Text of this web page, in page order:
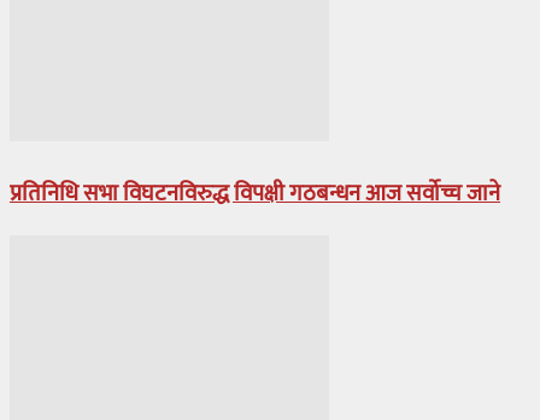
प्रतिनिधि सभा विघटनविरुद्ध विपक्षी गठबन्धन आज सर्वोच्च जाने